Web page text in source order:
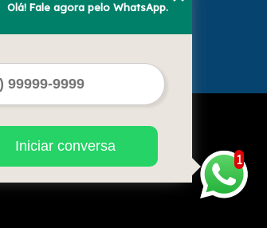
1
Olá! Fale agora pelo WhatsApp.
Iniciar conversa